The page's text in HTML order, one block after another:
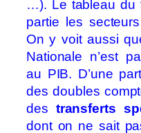
…). Le tableau du
partie les
On y voit aussi
Nationale n’est
au PIB. D’une
des doubles
des transferts
dont on ne sait